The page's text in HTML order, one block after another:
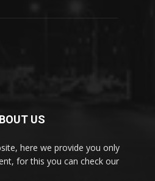
US
here we provide you only
for this you can check our